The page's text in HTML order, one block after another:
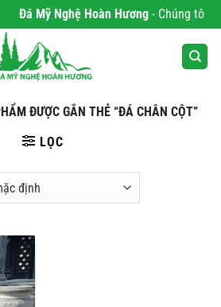
Đá Mỹ Nghệ Hoàn Hương- Chúng tôi
ĐƯỢC GẮN THẺ “ĐÁ CHÂN CỘT”
LỌC